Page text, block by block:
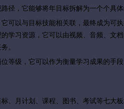
径，它能够将年目标拆解为一个个具
可以与目标技能相关联，最终成为可执
的学习资源，它可以由视频、音频、文
。
等级，它 可以作为衡量学习成果的手段
、月计划、课程、图书、考试等七大